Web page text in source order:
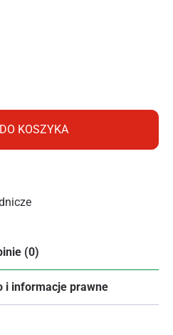
KOSZYKA
(0)
i informacje prawne